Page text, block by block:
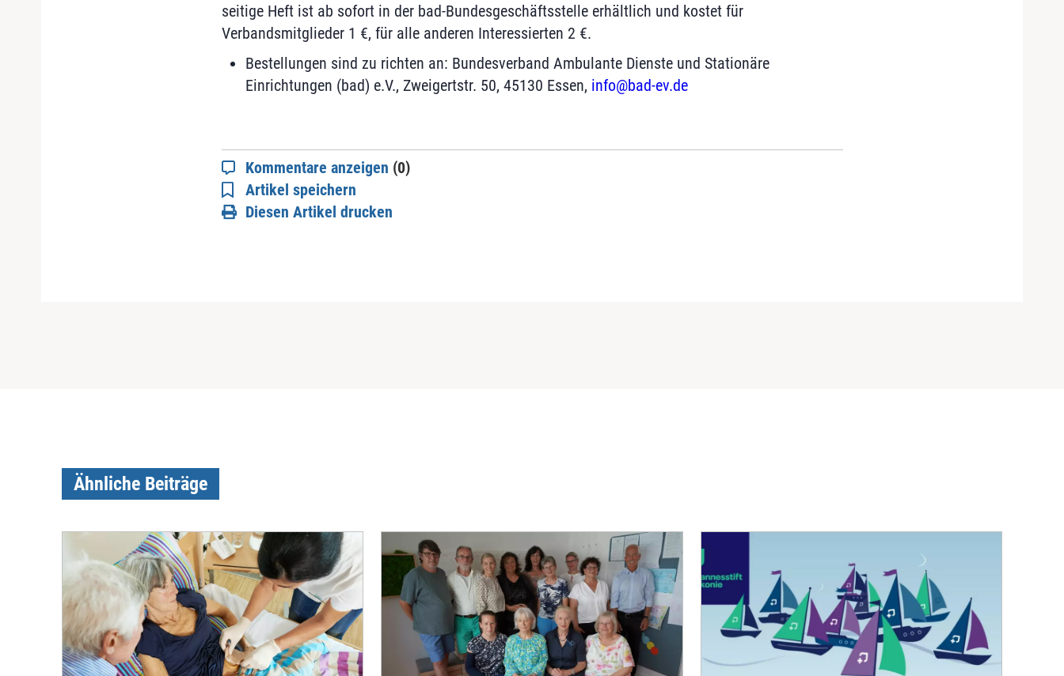
seitige Heft ist ab sofort in der bad-Bundesgeschäftsstelle erhältlich und kostet für
Verbandsmitglieder 1 €, für alle anderen Interessierten 2 €.
Bestellungen sind zu richten an: Bundesverband Ambulante Dienste und Stationäre
Einrichtungen (bad) e.V., Zweigertstr. 50, 45130 Essen, info@bad-ev.de
Kommentare anzeigen (0)
Artikel speichern
Diesen Artikel drucken
Ähnliche Beiträge